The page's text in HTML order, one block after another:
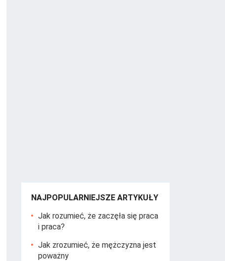
NAJPOPULARNIEJSZE ARTYKUŁY
Jak rozumieć, że zaczęła się praca
i praca?
Jak zrozumieć, że mężczyzna jest
poważny